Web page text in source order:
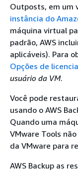
Outposts, em um
instância do
máquina virtual
padrão, AWS
aplicáveis). Para
Opções de
usuário da VM.
Você pode
usando o AWS
Quando uma
VMware Tools
da VMware para
AWS Backup as